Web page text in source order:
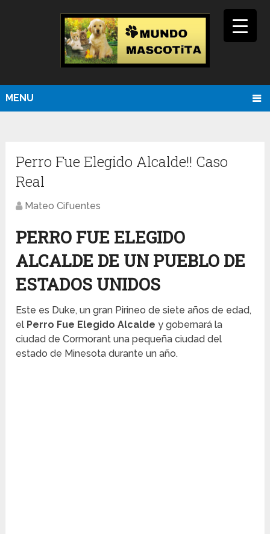
MENU
Perro Fue Elegido Alcalde!! Caso
Real
Mateo Cifuentes
PERRO FUE ELEGIDO
ALCALDE DE UN PUEBLO DE
ESTADOS UNIDOS
Este es Duke, un gran Pirineo de siete años de edad,
el Perro Fue Elegido Alcalde y gobernará la
ciudad de Cormorant una pequeña ciudad del
estado de Minesota durante un año.